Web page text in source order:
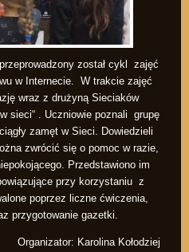
został cykl zajęć
w Internecie. W trakcie zajęć
wraz z drużyną Sieciaków
sieci“ . Uczniowie poznali grupę
zamęt w Sieci. Dowiedzieli
zwrócić się o pomoc w razie,
Przedstawiono im
przy korzystaniu z
poprzez liczne ćwiczenia,
przygotowanie gazetki.
Organizator: Karolina Kołodziej